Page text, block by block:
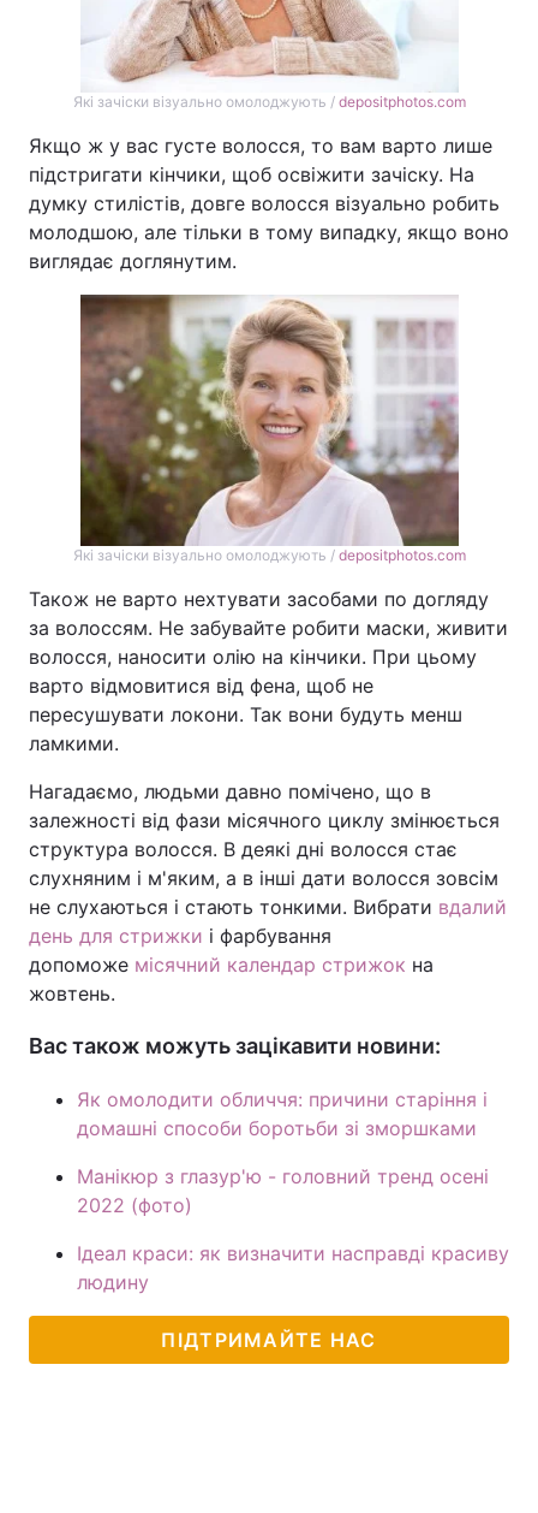
Які зачіски візуально омолоджують / depositphotos.com
Якщо ж у вас густе волосся, то вам варто лише
підстригати кінчики, щоб освіжити зачіску. На
думку стилістів, довге волосся візуально робить
молодшою, але тільки в тому випадку, якщо воно
виглядає доглянутим.
Які зачіски візуально омолоджують / depositphotos.com
Також не варто нехтувати засобами по догляду
за волоссям. Не забувайте робити маски, живити
волосся, наносити олію на кінчики. При цьому
варто відмовитися від фена, щоб не
пересушувати локони. Так вони будуть менш
ламкими.
Нагадаємо, людьми давно помічено, що в
залежності від фази місячного циклу змінюється
структура волосся. В деякі дні волосся стає
слухняним і м'яким, а в інші дати волосся зовсім
не слухаються і стають тонкими. Вибрати вдалий
день для стрижки і фарбування
допоможе місячний календар стрижок на
жовтень.
Вас також можуть зацікавити новини:
Як омолодити обличчя: причини старіння і
домашні способи боротьби зі зморшками
Манікюр з глазур'ю - головний тренд осені
2022 (фото)
Ідеал краси: як визначити насправді красиву
людину
ПІДТРИМАЙТЕ НАС